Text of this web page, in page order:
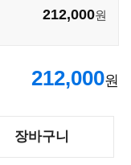
212,000원
212,000원
장바구니